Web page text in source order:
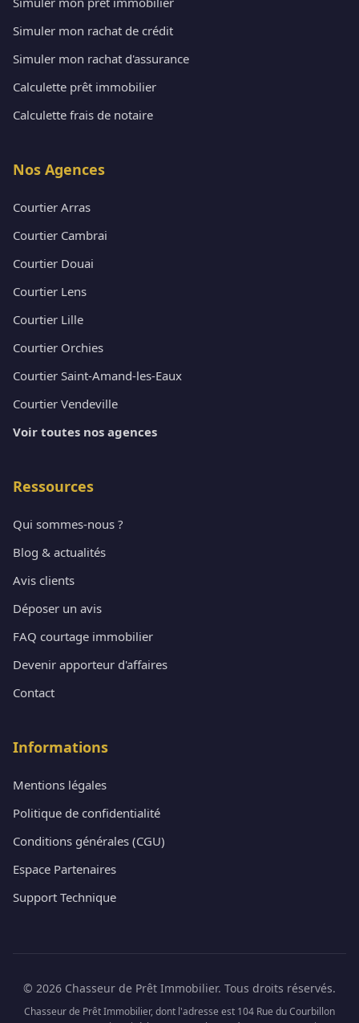
Simuler mon rachat de crédit
Simuler mon rachat d'assurance
Calculette prêt immobilier
Calculette frais de notaire
Nos Agences
Courtier Arras
Courtier Cambrai
Courtier Douai
Courtier Lens
Courtier Lille
Courtier Orchies
Courtier Saint-Amand-les-Eaux
Courtier Vendeville
Voir toutes nos agences
Ressources
Qui sommes-nous ?
Blog & actualités
Avis clients
Déposer un avis
FAQ courtage immobilier
Devenir apporteur d'affaires
Contact
Informations
Mentions légales
Politique de confidentialité
Conditions générales (CGU)
Espace Partenaires
Support Technique
© 2026 Chasseur de Prêt Immobilier. Tous droits réservés.
Chasseur de Prêt Immobilier, dont l'adresse est 104 Rue du Courbillon